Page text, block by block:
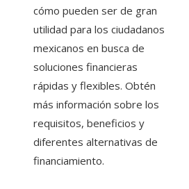
cómo pueden ser de gran
utilidad para los ciudadanos
mexicanos en busca de
soluciones financieras
rápidas y flexibles. Obtén
más información sobre los
requisitos, beneficios y
diferentes alternativas de
financiamiento.